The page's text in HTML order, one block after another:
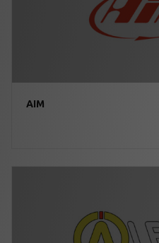
AIM